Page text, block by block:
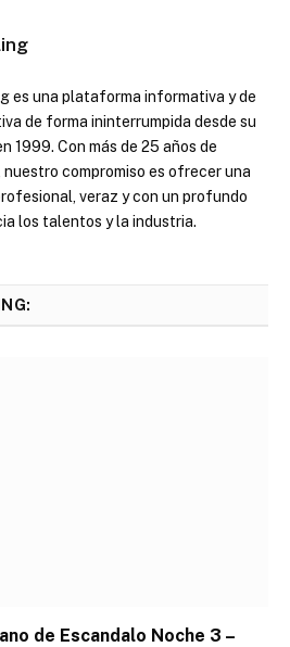
es una plataforma informativa y de
de forma ininterrumpida desde su
1999. Con más de 25 años de
compromiso es ofrecer una
veraz y con un profundo
los talentos y la industria.
de Escandalo Noche 3 –